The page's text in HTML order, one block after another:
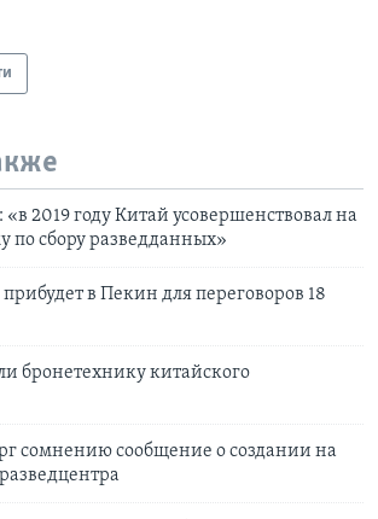
2019 году Китай усовершенствовал на
по сбору разведданных»
в Пекин для переговоров 18
бронетехнику китайского
сомнению сообщение о создании на